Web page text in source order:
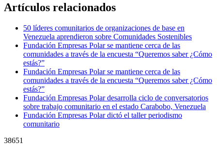
Artículos relacionados
50 líderes comunitarios de organizaciones de base en
Venezuela aprendieron sobre Comunidades Sostenibles
Fundación Empresas Polar se mantiene cerca de las
comunidades a través de la encuesta “Queremos saber ¿Cómo
estás?”
Fundación Empresas Polar se mantiene cerca de las
comunidades a través de la encuesta “Queremos saber ¿Cómo
estás?”
Fundación Empresas Polar desarrolla ciclo de conversatorios
sobre trabajo comunitario en el estado Carabobo, Venezuela
Fundación Empresas Polar dictó el taller periodismo
comunitario
38651